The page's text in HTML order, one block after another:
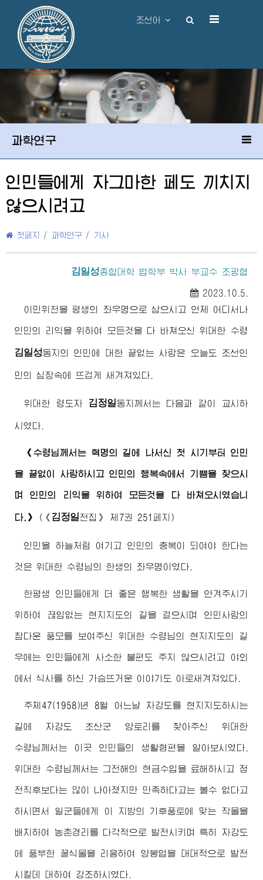
조선어
과학연구
인민들에게 자그마한 페도 끼치지
않으시려고
첫페지 / 과학연구 / 기사
김일성종합대학 법학부 박사 부교수 조광협
2023.10.5.
이민위천을 평생의 좌우명으로 삼으시고 언제 어디서나
인민의 리익을 위하여 모든것을 다 바쳐오신위대한 수령
김일성동지 의 인민에 대한 끝없는 사랑은 오늘도 조선인
민의 심장속에 뜨겁게 새겨져있다.
위대한 령도자 김정일동지께서 는 다음과 같이 교시하
시였다.
《수령님께서는 혁명의 길에 나서신 첫 시기부터 인민
을 끝없이 사랑하시고 인민의 행복속에서 기쁨을 찾으시
며 인민의 리익을 위하여 모든것을 다 바쳐오시였습니
다.》 ( 《 김정일 전집》 제7권 251페지)
인민을 하늘처럼 여기고 인민의 충복이 되여야 한다는
것은 위대한 수령님 의 한생의 좌우명이였다.
한평생 인민들에게 더 좋은 행복한 생활을 안겨주시기
위하여 끊임없는 현지지도의 길을 걸으시며 인민사랑의
참다운 풍모를 보여주신 위대한 수령님의 현지지도의 길
우에는 인민들에게 사소한 불편도 주지 않으시려고 야외
에서 식사를 하신 가슴뜨거운 이야기도 아로새겨져있다.
주체47(1958)년 8월 어느날 자강도를 현지지도하시는
길에 자강도 초산군 앙토리를 찾아주신 위대한
수령님께서 는 이곳 인민들의 생활형편을 알아보시였다.
위대한 수령님께서 는 그전해의 현금수입을 료해하시고 정
전직후보다는 많이 나아졌지만 만족하다고는 볼수 없다고
하시면서 일군들에게 이 지방의 기후풍토에 맞는 작물을
배치하여 농촌경리를 다각적으로 발전시키며 특히 자강도
에 풍부한 꿀식물을 리용하여 양봉업을 대대적으로 발전
시킬데 대하여 강조하시였다.